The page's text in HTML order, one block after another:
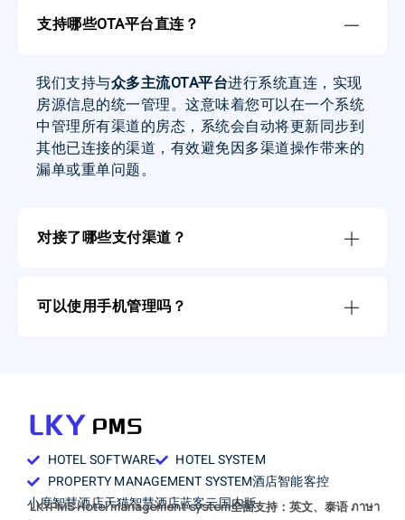
支持哪些OTA平台直连？
我们支持与众多主流OTA平台进行系统直连，实现
房源信息的统一管理。这意味着您可以在一个系统
中管理所有渠道的房态，系统会自动将更新同步到
其他已连接的渠道，有效避免因多渠道操作带来的
漏单或重单问题。
对接了哪些支付渠道？
可以使用手机管理吗？
HOTEL SOFTWARE
HOTEL SYSTEM
PROPERTY MANAGEMENT SYSTEM酒店智能客控
小度智慧酒店天猫智慧酒店蓝客云国内版
LKYPMS Hotel management system全面支持：英文、泰语 ภาษา